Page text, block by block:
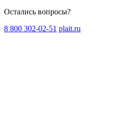
Остались вопросы?
8 800 302-02-51 plait.ru